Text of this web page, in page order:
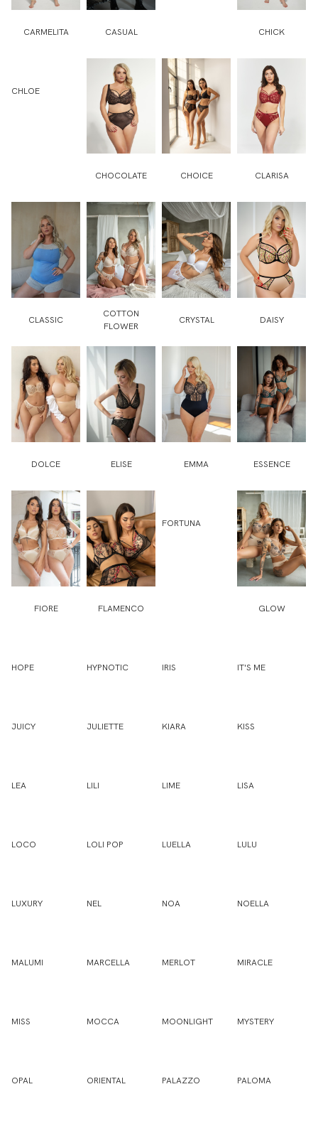
CARMELITA CASUAL CHICK
CHLOE
CHOCOLATE CHOICE CLARISA
CLASSIC
COTTON
FLOWER
CRYSTAL DAISY
DOLCE ELISE EMMA ESSENCE
FIORE FLAMENCO
FORTUNA
GLOW
HOPE HYPNOTIC IRIS IT'S ME
JUICY JULIETTE KIARA KISS
LEA LILI LIME LISA
LOCO LOLI POP LUELLA LULU
LUXURY NEL NOA NOELLA
MALUMI MARCELLA MERLOT MIRACLE
MISS MOCCA MOONLIGHT MYSTERY
OPAL ORIENTAL PALAZZO PALOMA